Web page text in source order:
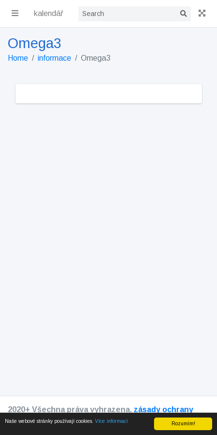
Rozumím!
Naše webové stránky používají cookies. Více informací
kalendář
Omega3
Home informace Omega3
2020+ Všechna práva vyhrazena. zásady ochrany
osobních údajů